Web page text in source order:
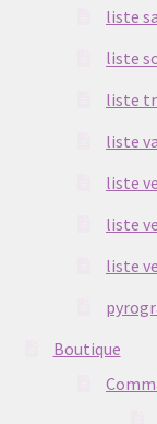
liste
liste
liste
liste
liste
liste
liste
Boutique